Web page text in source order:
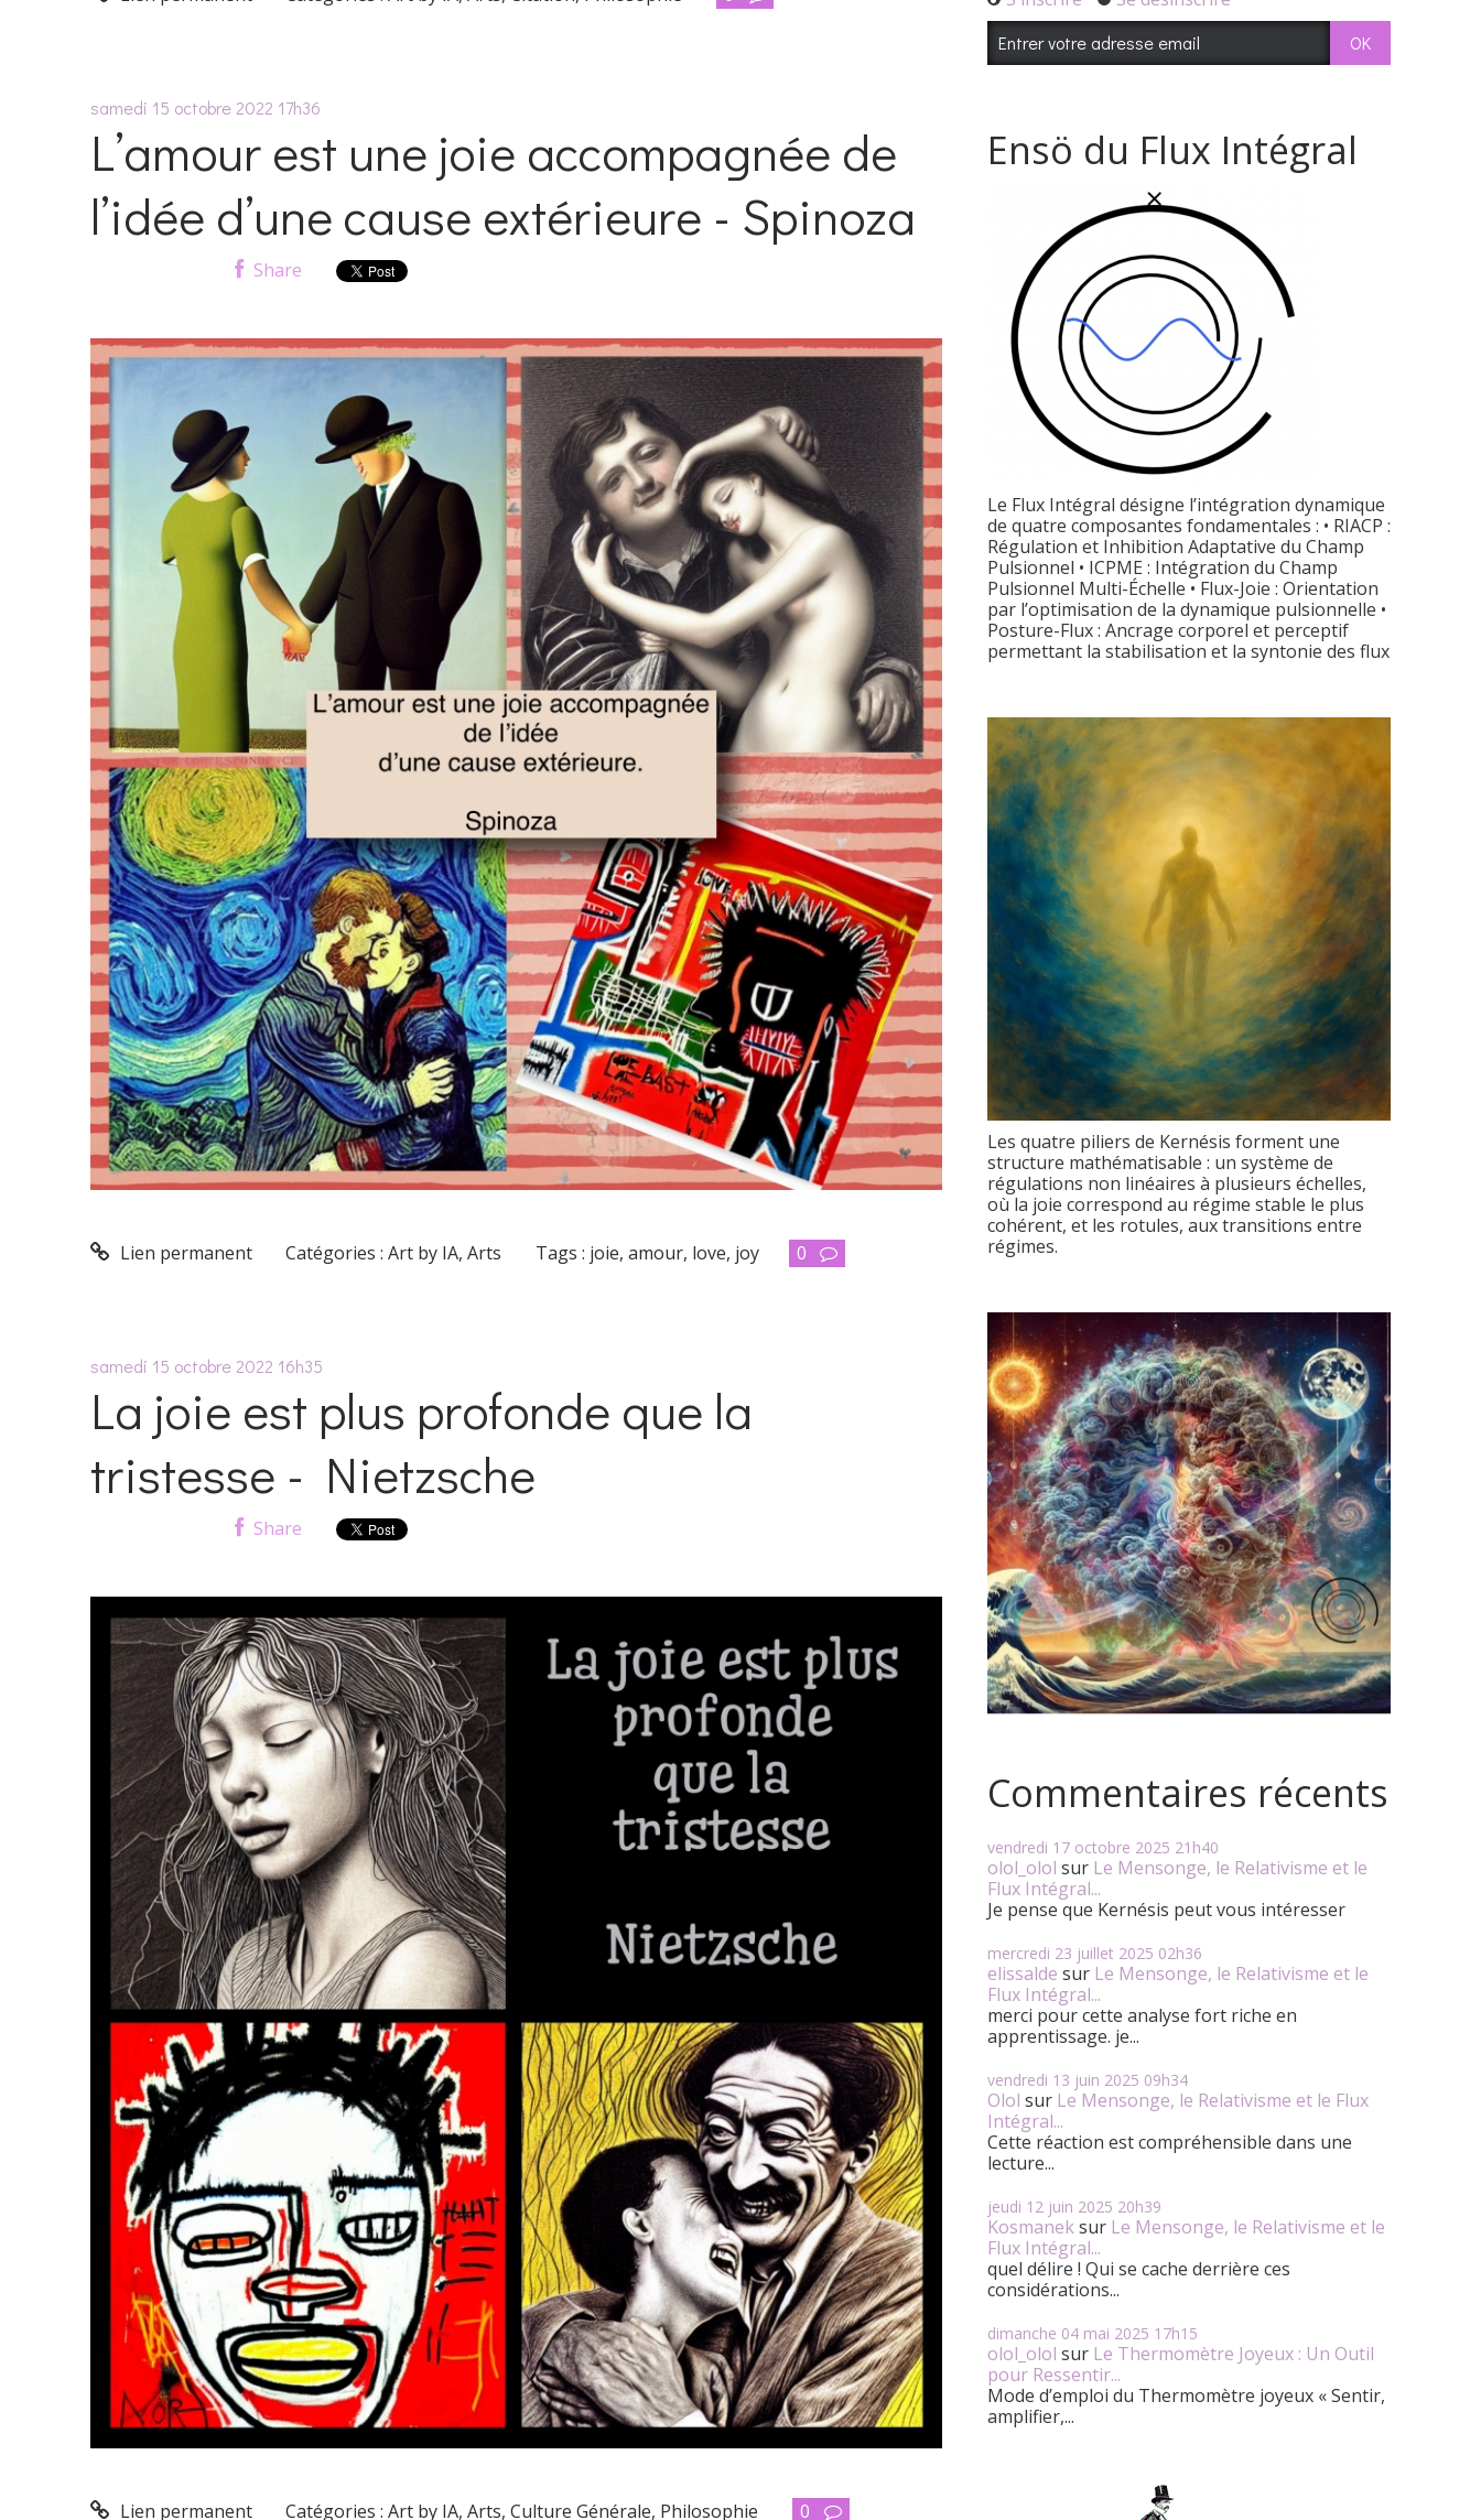
samedi 15 octobre 2022 17h36
L’amour est une joie accompagnée de
l’idée d’une cause extérieure - Spinoza
Share
Lien permanent Catégories :Art by IA,Arts Tags : joie,amour, love, joy 0
samedi 15 octobre 2022 16h35
La joie est plus profonde que la
tristesse - Nietzsche
Share
Lien permanent Catégories :Art by IA,Arts,Culture Générale, Philosophie 0
Ensö du Flux Intégral
Le Flux Intégral désigne l’intégration dynamique
de quatre composantes fondamentales : • RIACP :
Régulation et Inhibition Adaptative du Champ
Pulsionnel • ICPME : Intégration du Champ
Pulsionnel Multi-Échelle • Flux-Joie : Orientation
par l’optimisation de la dynamique pulsionnelle •
Posture-Flux : Ancrage corporel et perceptif
permettant la stabilisation et la syntonie des flux
Les quatre piliers de Kernésis forment une
structure mathématisable : un système de
régulations non linéaires à plusieurs échelles,
où la joie correspond au régime stable le plus
cohérent, et les rotules, aux transitions entre
régimes.
Commentaires récents
vendredi 17 octobre 2025 21h40
olol_olol sur Le Mensonge, le Relativisme et le
Flux Intégral...
Je pense que Kernésis peut vous intéresser
mercredi 23 juillet 2025 02h36
elissalde sur Le Mensonge, le Relativisme et le
Flux Intégral...
merci pour cette analyse fort riche en
apprentissage. je...
vendredi 13 juin 2025 09h34
Olol sur Le Mensonge, le Relativisme et le Flux
Intégral...
Cette réaction est compréhensible dans une
lecture...
jeudi 12 juin 2025 20h39
Kosmaneksur Le Mensonge, le Relativisme et le
Flux Intégral...
quel délire ! Qui se cache derrière ces
considérations...
dimanche 04 mai 2025 17h15
olol_olol sur Le Thermomètre Joyeux : Un Outil
pour Ressentir...
Mode d’emploi du Thermomètre joyeux « Sentir,
amplifier,...